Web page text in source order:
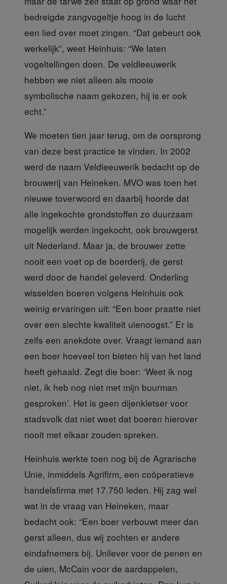
bedreigde zangvogeltje hoog in de lucht
een lied over moet zingen. “Dat gebeurt ook
werkelijk”, weet Heinhuis: “We laten
vogeltellingen doen. De veldleeuwerik
hebben we niet alleen als mooie
symbolische naam gekozen, hij is er ook
echt.”
We moeten tien jaar terug, om de oorsprong
van deze best practice te vinden. In 2002
werd de naam Veldleeuwerik bedacht op de
brouwerij van Heineken. MVO was toen het
nieuwe toverwoord en daarbij hoorde dat
alle ingekochte grondstoffen zo duurzaam
mogelijk werden ingekocht, ook brouwgerst
uit Nederland. Maar ja, de brouwer zette
nooit een voet op de boerderij, de gerst
werd door de handel geleverd. Onderling
wisselden boeren volgens Heinhuis ook
weinig ervaringen uit: “Een boer praatte niet
over een slechte kwaliteit uienoogst.” Er is
zelfs een anekdote over. Vraagt iemand aan
een boer hoeveel ton bieten hij van het land
heeft gehaald. Zegt die boer: ‘Weet ik nog
niet, ik heb nog niet met mijn buurman
gesproken’. Het is geen dijenkletser voor
stadsvolk dat niet weet dat boeren hierover
nooit met elkaar zouden spreken.
Heinhuis werkte toen nog bij de Agrarische
Unie, inmiddels Agrifirm, een coöperatieve
handelsfirma met 17.750 leden. Hij zag wel
wat in de vraag van Heineken, maar
bedacht ook: “Een boer verbouwt meer dan
gerst alleen, dus wij zochten er andere
eindafnemers bij. Unilever voor de penen en
de uien, McCain voor de aardappelen,